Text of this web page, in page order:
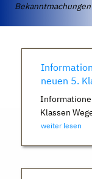
neuen 5.
Klassen
weiter lesen